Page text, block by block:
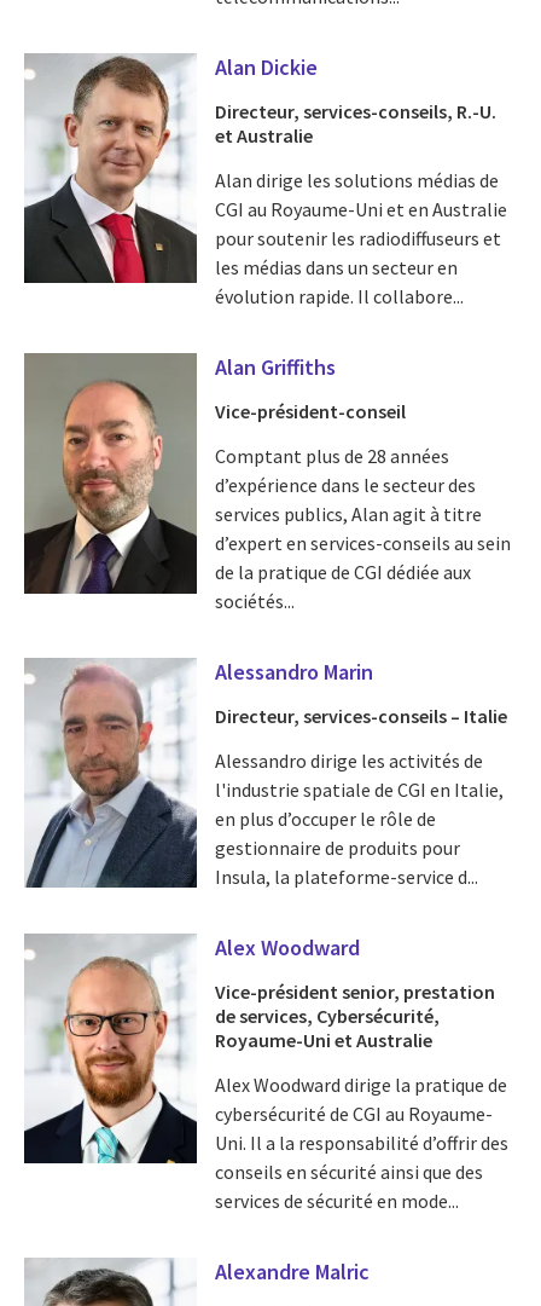
Alan Dickie
Directeur, services-conseils, R.-U.
et Australie
Alan dirige les solutions médias de
CGI au Royaume-Uni et en Australie
pour soutenir les radiodiffuseurs et
les médias dans un secteur en
évolution rapide. Il collabore...
Alan Griffiths
Vice-président-conseil
Comptant plus de 28 années
d’expérience dans le secteur des
services publics, Alan agit à titre
d’expert en services-conseils au sein
de la pratique de CGI dédiée aux
sociétés...
Alessandro Marin
Directeur, services-conseils – Italie
Alessandro dirige les activités de
l'industrie spatiale de CGI en Italie,
en plus d’occuper le rôle de
gestionnaire de produits pour
Insula, la plateforme-service d...
Alex Woodward
Vice-président senior, prestation
de services, Cybersécurité,
Royaume-Uni et Australie
Alex Woodward dirige la pratique de
cybersécurité de CGI au Royaume-
Uni. Il a la responsabilité d’offrir des
conseils en sécurité ainsi que des
services de sécurité en mode...
Alexandre Malric